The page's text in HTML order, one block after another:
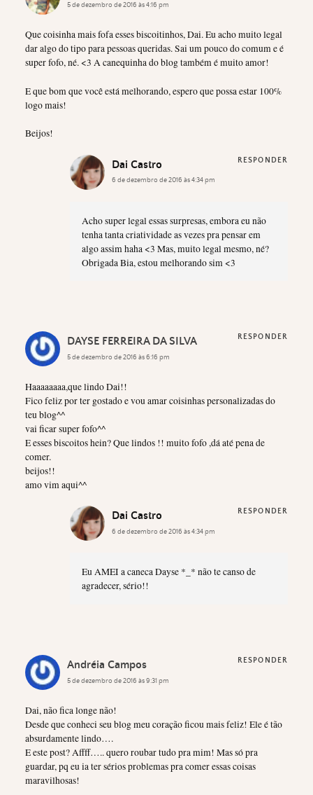
5 de dezembro de 2016 às 4:16 pm
Que coisinha mais fofa esses biscoitinhos, Dai. Eu acho muito legal
dar algo do tipo para pessoas queridas. Sai um pouco do comum e é
super fofo, né. <3 A canequinha do blog também é muito amor!
E que bom que você está melhorando, espero que possa estar 100%
logo mais!
Beijos!
Dai Castro
6 de dezembro de 2016 às 4:34 pm
Acho super legal essas surpresas, embora eu não
tenha tanta criatividade as vezes pra pensar em
algo assim haha <3 Mas, muito legal mesmo, né?
Obrigada Bia, estou melhorando sim <3
RESPONDER
DAYSE FERREIRA DA SILVA
5 de dezembro de 2016 às 6:16 pm
Haaaaaaaa,que lindo Dai!!
Fico feliz por ter gostado e vou amar coisinhas personalizadas do
teu blog^^
vai ficar super fofo^^
E esses biscoitos hein? Que lindos !! muito fofo ,dá até pena de
comer.
beijos!!
amo vim aqui^^
RESPONDER
Dai Castro
6 de dezembro de 2016 às 4:34 pm
Eu AMEI a caneca Dayse *_* não te canso de
agradecer, sério!!
RESPONDER
Andréia Campos
5 de dezembro de 2016 às 9:31 pm
Dai, não fica longe não!
Desde que conheci seu blog meu coração ficou mais feliz! Ele é tão
absurdamente lindo….
E este post? Affff….. quero roubar tudo pra mim! Mas só pra
guardar, pq eu ia ter sérios problemas pra comer essas coisas
maravilhosas!
RESPONDER